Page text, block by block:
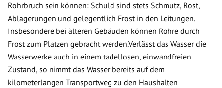
Rohrbruch sein können: Schuld sind stets Schmutz, Rost,
Ablagerungen und gelegentlich Frost in den Leitungen.
Insbesondere bei älteren Gebäuden können Rohre durch
Frost zum Platzen gebracht werden.Verlässt das Wasser die
Wasserwerke auch in einem tadellosen, einwandfreien
Zustand, so nimmt das Wasser bereits auf dem
kilometerlangen Transportweg zu den Haushalten